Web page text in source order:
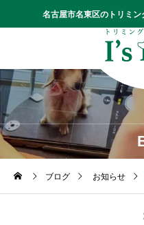
名古屋市名東区のトリミン
ブログ お知らせ